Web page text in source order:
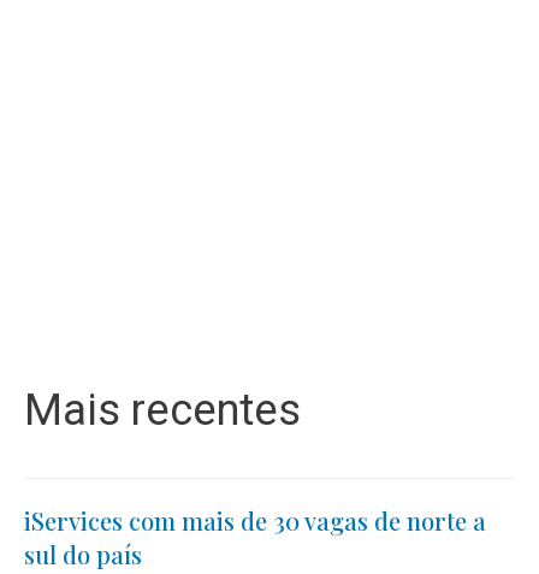
Mais recentes
iServices com mais de 30 vagas de norte a
sul do país